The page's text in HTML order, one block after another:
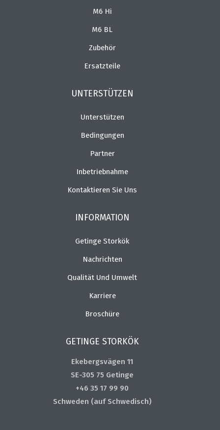
M6 Hi
M6 BL
Zubehör
Ersatzteile
UNTERSTÜTZEN
Unterstützen
Bedingungen
Partner
Inbetriebnahme
Kontaktieren Sie Uns
INFORMATION
Getinge Storkök
Nachrichten
Qualität Und Umwelt
Karriere
Broschüre
GETINGE STORKÖK
Ekebergsvägen 11
SE-305 75 Getinge
+46 35 17 99 90
Schweden (auf Schwedisch)